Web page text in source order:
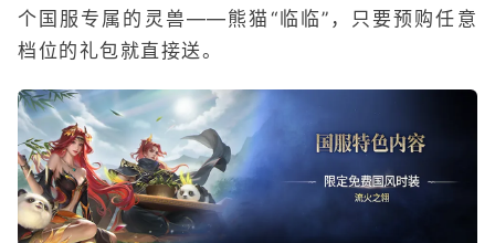
个国服专属的灵兽——熊猫“临临”，只要预购任意
档位的礼包就直接送。